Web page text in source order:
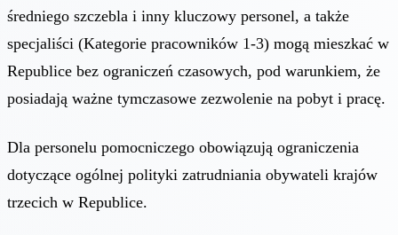
średniego szczebla i inny kluczowy personel, a także
specjaliści (Kategorie pracowników 1-3) mogą mieszkać w
Republice bez ograniczeń czasowych, pod warunkiem, że
posiadają ważne tymczasowe zezwolenie na pobyt i pracę.
Dla personelu pomocniczego obowiązują ograniczenia
dotyczące ogólnej polityki zatrudniania obywateli krajów
trzecich w Republice.